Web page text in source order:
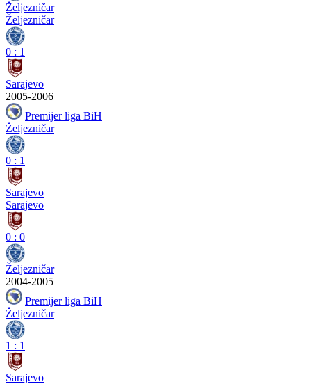
Željezničar
Željezničar
0 : 1
Sarajevo
2005-2006
Premijer liga BiH
Željezničar
0 : 1
Sarajevo
Sarajevo
0 : 0
Željezničar
2004-2005
Premijer liga BiH
Željezničar
1 : 1
Sarajevo